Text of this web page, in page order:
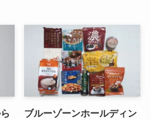
ブルーゾーンホールディン